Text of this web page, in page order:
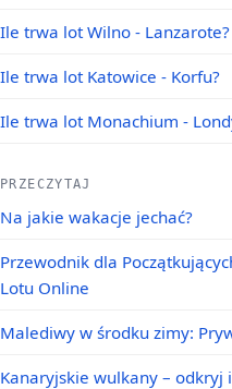
Ile trwa lot Wilno - Lanzarote?
Ile trwa lot Katowice - Korfu?
Ile trwa lot Monachium -
PRZECZYTAJ
Na jakie wakacje jechać?
Przewodnik dla
Lotu Online
Malediwy w środku zimy:
Kanaryjskie wulkany – odkryj